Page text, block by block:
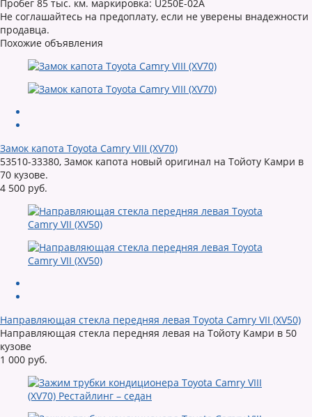
Пробег 85 тыс. км. маркировка: U250E-02A
Не соглашайтесь на предоплату, если не уверены внадежности
продавца.
Похожие объявления
Замок капота Toyota Camry VIII (XV70)
53510-33380, Замок капота новый оригинал на Тойоту Камри в
70 кузове.
4 500 руб.
Направляющая стекла передняя левая Toyota Camry VII (XV50)
Направляющая стекла передняя левая на Тойоту Камри в 50
кузове
1 000 руб.